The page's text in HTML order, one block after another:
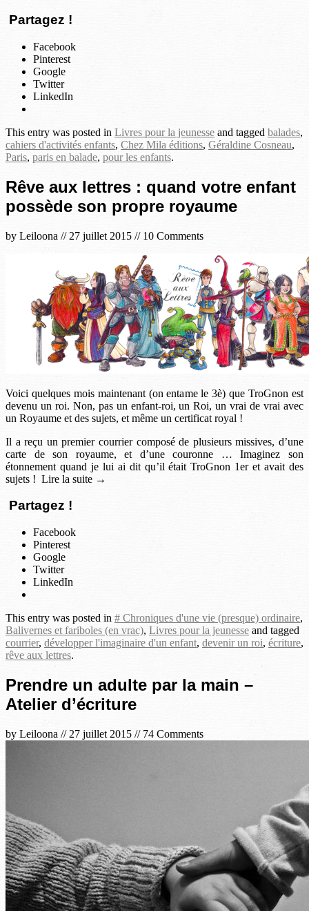
Partagez !
Facebook
Pinterest
Google
Twitter
LinkedIn
This entry was posted in Livres pour la jeunesse and tagged balades,
cahiers d'activités enfants, Chez Mila éditions, Géraldine Cosneau,
Paris, paris en balade, pour les enfants.
Rêve aux lettres : quand votre enfant
possède son propre royaume
by Leiloona //27 juillet 2015 // 10 Comments
Voici quelques mois maintenant (on entame le 3è) que TroGnon est
devenu un roi. Non, pas un enfant-roi, un Roi, un vrai de vrai avec
un Royaume et des sujets, et même un certificat royal !
Il a reçu un premier courrier composé de plusieurs missives, d’une
carte de son royaume, et d’une couronne … Imaginez son
étonnement quand je lui ai dit qu’il était TroGnon 1er et avait des
sujets ! Lire la suite →
Partagez !
Facebook
Pinterest
Google
Twitter
LinkedIn
This entry was posted in # Chroniques d'une vie (presque) ordinaire,
Balivernes et fariboles (en vrac), Livres pour la jeunesse and tagged
courrier, développer l'imaginaire d'un enfant, devenir un roi, écriture,
rêve aux lettres.
Prendre un adulte par la main –
Atelier d’écriture
by Leiloona //27 juillet 2015 // 74 Comments